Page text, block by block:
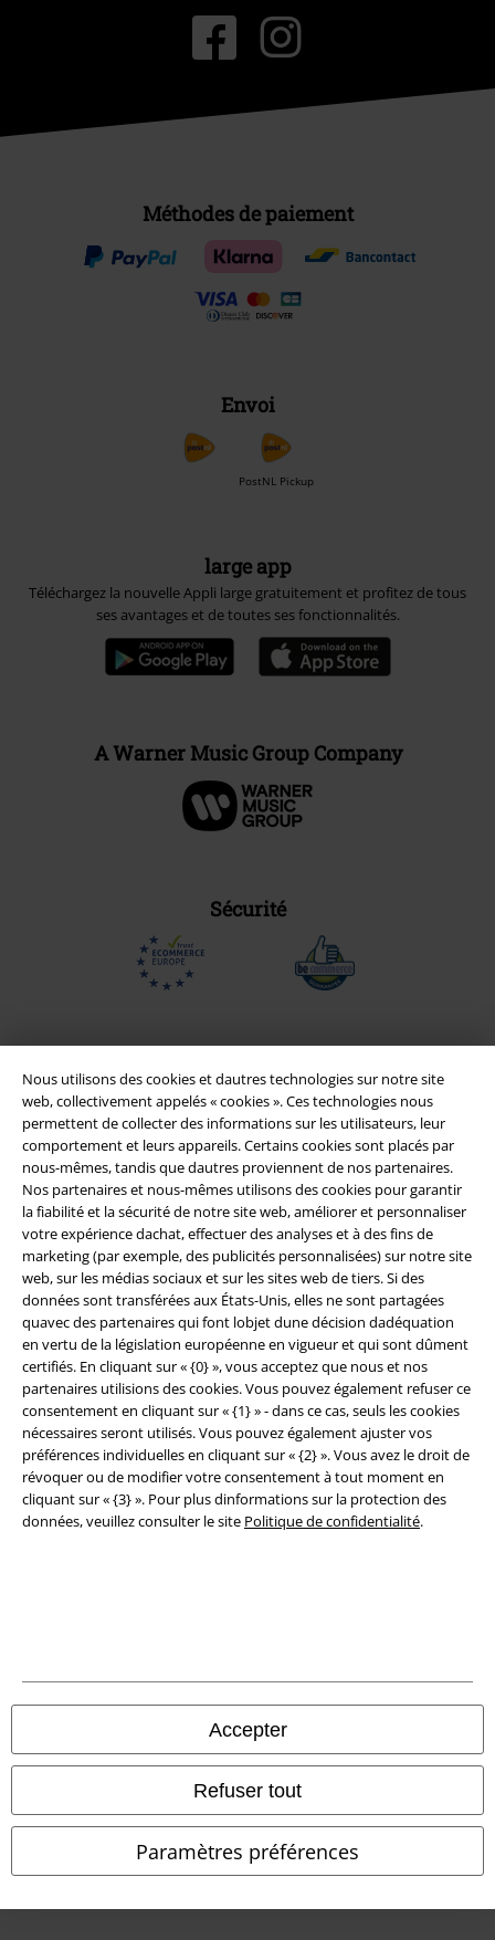
Nous utilisons des cookies et dautres technologies sur notre site
web, collectivement appelés « cookies ». Ces technologies nous
permettent de collecter des informations sur les utilisateurs, leur
comportement et leurs appareils. Certains cookies sont placés par
nous-mêmes, tandis que dautres proviennent de nos partenaires.
Nos partenaires et nous-mêmes utilisons des cookies pour garantir
la fiabilité et la sécurité de notre site web, améliorer et personnaliser
votre expérience dachat, effectuer des analyses et à des fins de
marketing (par exemple, des publicités personnalisées) sur notre site
web, sur les médias sociaux et sur les sites web de tiers. Si des
données sont transférées aux États-Unis, elles ne sont partagées
quavec des partenaires qui font lobjet dune décision dadéquation
en vertu de la législation européenne en vigueur et qui sont dûment
certifiés. En cliquant sur « {0} », vous acceptez que nous et nos
partenaires utilisions des cookies. Vous pouvez également refuser ce
consentement en cliquant sur « {1} » - dans ce cas, seuls les cookies
nécessaires seront utilisés. Vous pouvez également ajuster vos
préférences individuelles en cliquant sur « {2} ». Vous avez le droit de
révoquer ou de modifier votre consentement à tout moment en
cliquant sur « {3} ». Pour plus dinformations sur la protection des
données, veuillez consulter le site Politique de confidentialité.
Accepter
Refuser tout
Paramètres préférences
Méthodes de paiement
Envoi
PostNL Pickup
large app
Téléchargez la nouvelle Appli large gratuitement et profitez de tous
ses avantages et de toutes ses fonctionnalités.
A Warner Music Group Company
Sécurité
Légal
Conditions générales
Éditeur
Clauses de confidentialité
Élimination des déchets et protection de l'environnement
Déclaration de Conformité
Informations sur l'accessibilité
Boutiques en ligne EMP